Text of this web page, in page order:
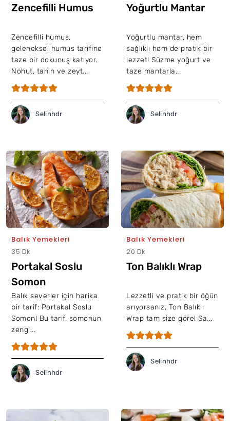
Zencefilli Humus
Zencefilli humus,
geleneksel humus tarifine
taze bir dokunuş katıyor.
Nohut, tahin ve zeyt...
Selinhdr
Yoğurtlu Mantar
Yoğurtlu mantar, hem
sağlıklı hem de pratik bir
lezzet! Süzme yoğurt ve
taze mantarla...
Selinhdr
Balık Yemekleri
35 Dk
Portakal Soslu
Somon
Balık severler için harika
bir tarif: Portakal Soslu
Somon! Bu tarif, somonun
zengi...
Selinhdr
Balık Yemekleri
20 Dk
Ton Balıklı Wrap
Lezzetli ve pratik bir öğün
arıyorsanız, Ton Balıklı
Wrap tam size göre! Sa...
Selinhdr